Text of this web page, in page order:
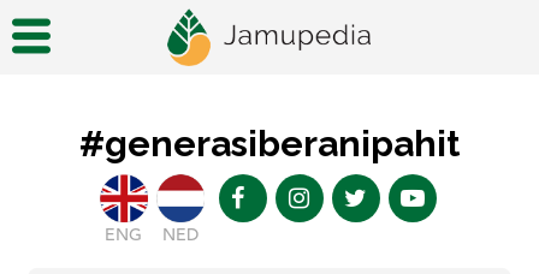
#generasiberanipahit
ENG NED